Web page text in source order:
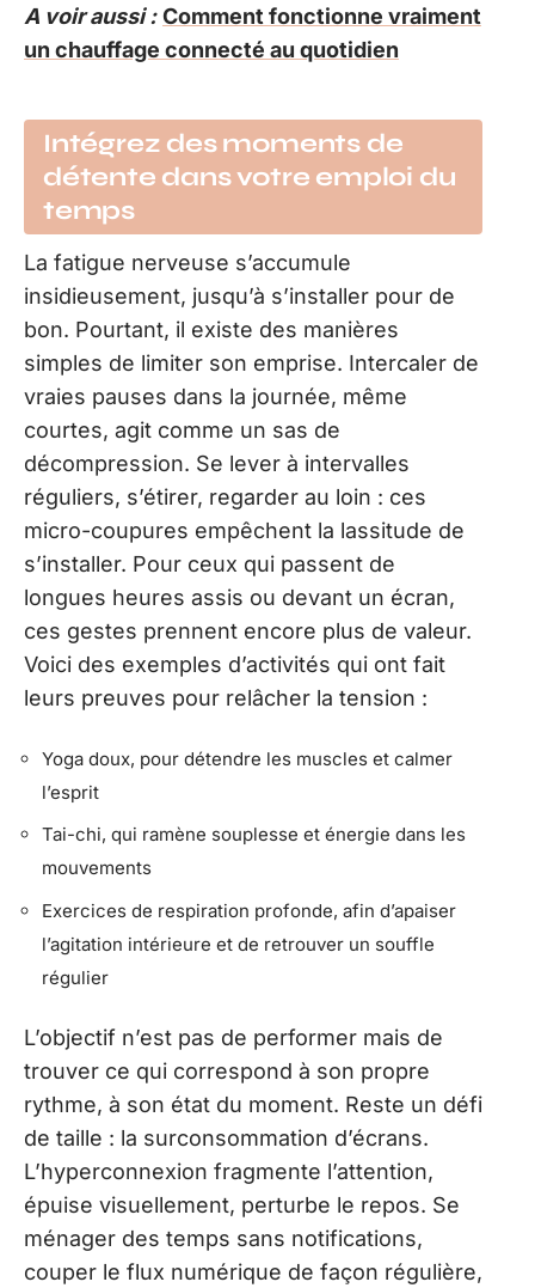
A voir aussi : Comment fonctionne vraiment
un chauffage connecté au quotidien
Intégrez des moments de
détente dans votre emploi du
temps
La fatigue nerveuse s’accumule
insidieusement, jusqu’à s’installer pour de
bon. Pourtant, il existe des manières
simples de limiter son emprise. Intercaler de
vraies pauses dans la journée, même
courtes, agit comme un sas de
décompression. Se lever à intervalles
réguliers, s’étirer, regarder au loin : ces
micro-coupures empêchent la lassitude de
s’installer. Pour ceux qui passent de
longues heures assis ou devant un écran,
ces gestes prennent encore plus de valeur.
Voici des exemples d’activités qui ont fait
leurs preuves pour relâcher la tension :
Yoga doux, pour détendre les muscles et calmer
l’esprit
Tai-chi, qui ramène souplesse et énergie dans les
mouvements
Exercices de respiration profonde, afin d’apaiser
l’agitation intérieure et de retrouver un souffle
régulier
L’objectif n’est pas de performer mais de
trouver ce qui correspond à son propre
rythme, à son état du moment. Reste un défi
de taille : la surconsommation d’écrans.
L’hyperconnexion fragmente l’attention,
épuise visuellement, perturbe le repos. Se
ménager des temps sans notifications,
couper le flux numérique de façon régulière,